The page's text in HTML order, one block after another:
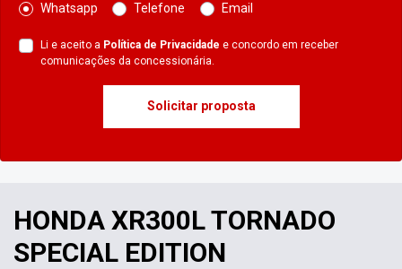
Whatsapp
Telefone Email
Li e aceito a Política de Privacidade e concordo em receber
comunicações da concessionária.
Solicitar proposta
HONDA XR300L TORNADO
SPECIAL EDITION